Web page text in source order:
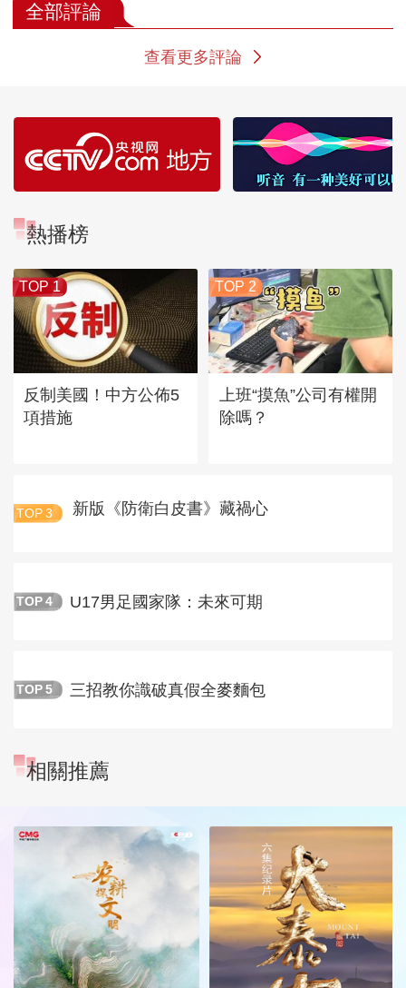
全部評論
查看更多評論
熱播榜
TOP 1
反制美國！中方公佈5
項措施
TOP 2
上班“摸魚”公司有權開
除嗎？
TOP 3 新版《防衛白皮書》藏禍心
TOP 4 U17男足國家隊：未來可期
TOP 5 三招教你識破真假全麥麵包
相關推薦